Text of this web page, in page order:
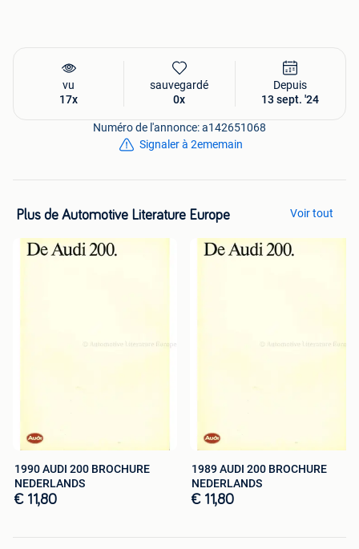
Via le lien ci-dessous, vous pouvez commander ce produit
directement dans notre boutique en ligne et payer via
Bancontact. Ramasser est gratuit à Haaksbergen aux
vu
17x
sauvegardé
0x
Depuis
13 sept. '24
Numéro de l'annonce: a142651068
Signaler à 2ememain
Plus de Automotive Literature Europe Voir tout
1990 AUDI 200 BROCHURE
NEDERLANDS
€ 11,80
1989 AUDI 200 BROCHURE
NEDERLANDS
€ 11,80